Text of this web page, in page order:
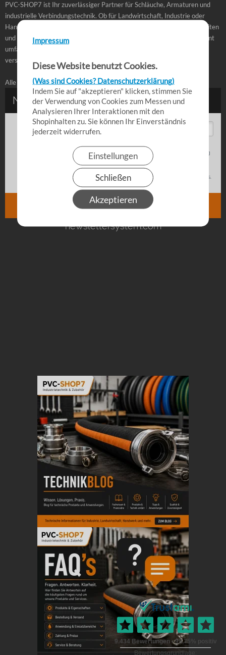
Impressum
Diese Website benutzt Cookies.
(Was sind Cookies? Datenschutzerklärung)
Indem Sie auf "akzeptieren" klicken, stimmen Sie
der Verwendung von Cookies zum Messen und
Analysieren Ihrer Interaktionen mit den
Shopinhalten zu. Sie können Ihr Einverständnis
jederzeit widerrufen.
Einstellungen
Schließen
Akzeptieren
PVC-SHOP7 ist Ihr zuverlässiger Partner für Schläuche, Armaturen und
industrielle Verbindungstechnik. Ob für Landwirtschaft, Industrie oder
Handwerk – bei uns finden Sie hochwertige Produkte, schnelle Lieferzeiten
und praxisbewährte Lösungen für den täglichen Einsatz. Unser Sortiment
umfasst PVC-Schläuche, Kupplungen, Fittings und Zubehör in
verschiedenen Ausführungen für professionelle Anwendungen.
Alle Angebote richten sich an Gewerbetreibende.